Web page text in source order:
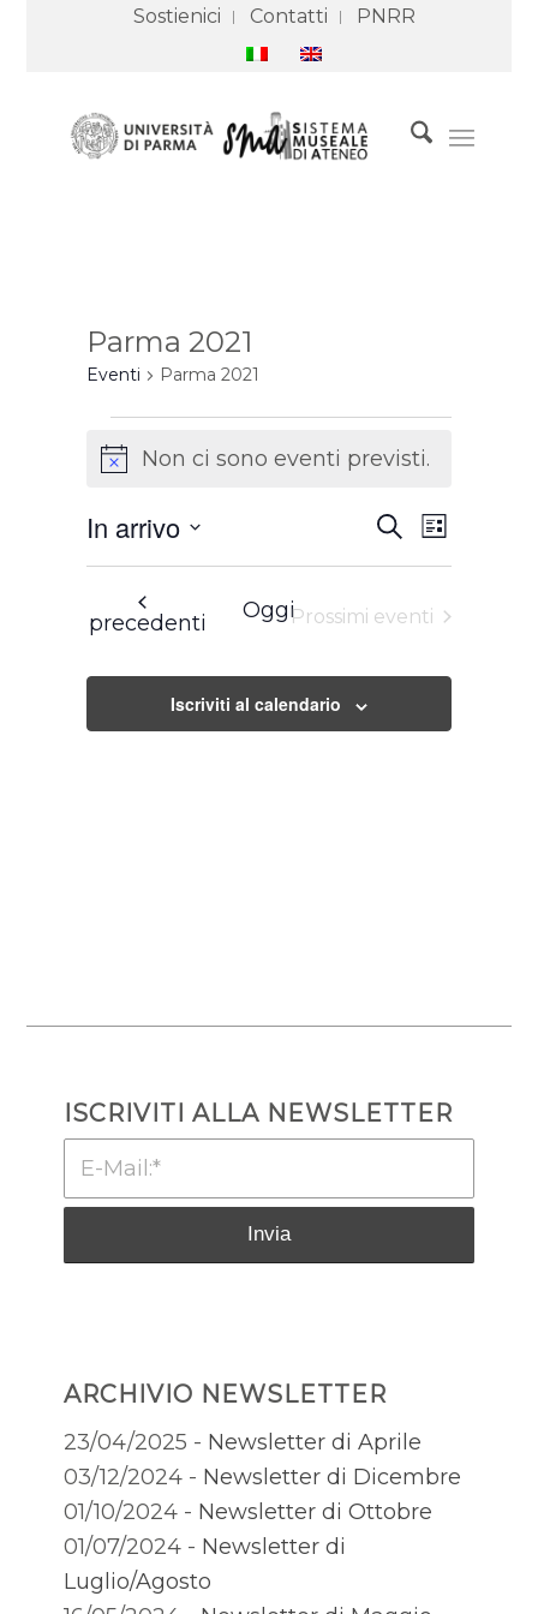
Sostienici Contatti PNRR
Parma 2021
Eventi Parma 2021
Eventi
NoticeNon ci sono eventi previsti.
Eventi
Ricerca
viste
CercaEvento
Viste
Lista
In arrivo
Seleziona
data.
Eventi
precedenti
OggiProssimi eventi
Iscriviti al calendario
ISCRIVITI ALLA NEWSLETTER
ARCHIVIO NEWSLETTER
23/04/2025 - Newsletter di Aprile
03/12/2024 - Newsletter di Dicembre
01/10/2024 - Newsletter di Ottobre
01/07/2024 - Newsletter di
Luglio/Agosto